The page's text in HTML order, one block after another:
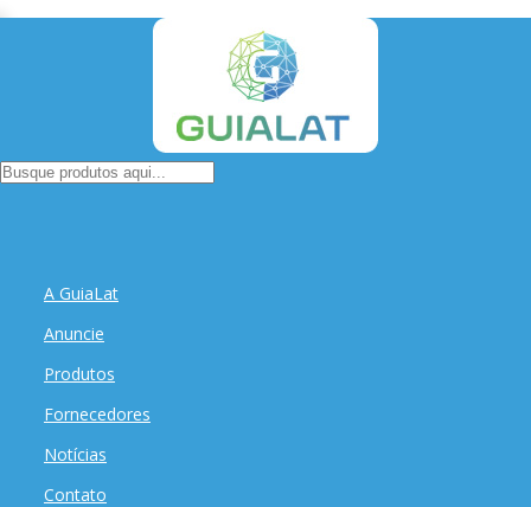
A GuiaLat
Anuncie
Produtos
Fornecedores
Notícias
Contato